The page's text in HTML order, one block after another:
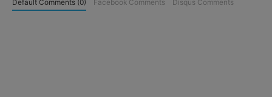
Default Comments (0) Facebook Comments Disqus Comments